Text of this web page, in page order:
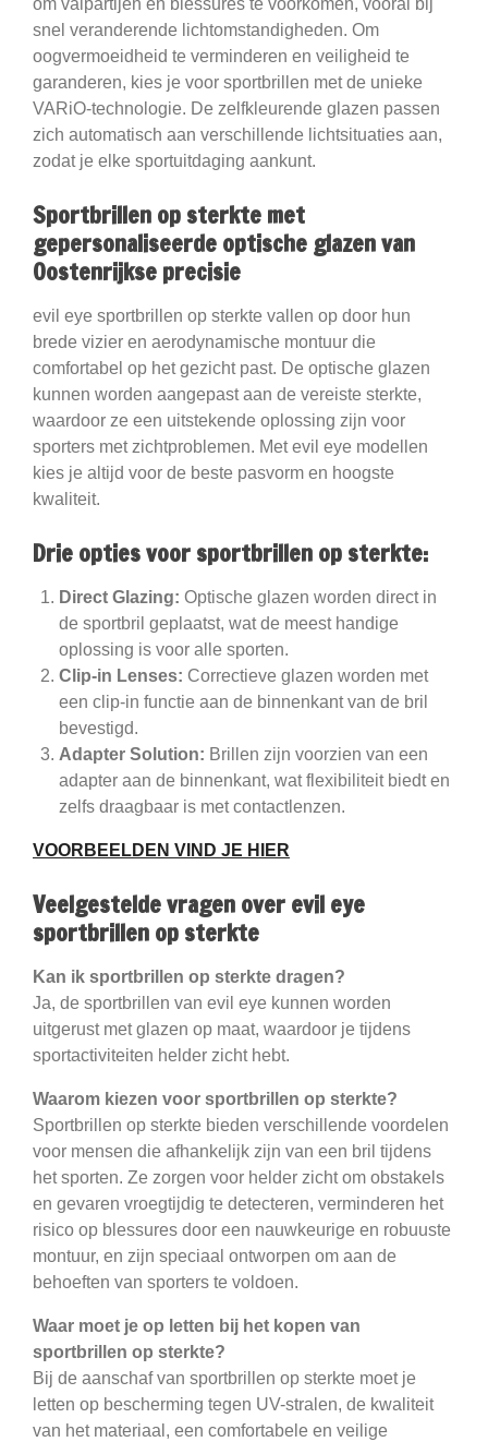
om valpartijen en blessures te voorkomen, vooral bij
snel veranderende lichtomstandigheden. Om
oogvermoeidheid te verminderen en veiligheid te
garanderen, kies je voor sportbrillen met de unieke
VARiO-technologie. De zelfkleurende glazen passen
zich automatisch aan verschillende lichtsituaties aan,
zodat je elke sportuitdaging aankunt.
Sportbrillen op sterkte met
gepersonaliseerde optische glazen van
Oostenrijkse precisie
evil eye sportbrillen op sterkte vallen op door hun
brede vizier en aerodynamische montuur die
comfortabel op het gezicht past. De optische glazen
kunnen worden aangepast aan de vereiste sterkte,
waardoor ze een uitstekende oplossing zijn voor
sporters met zichtproblemen. Met evil eye modellen
kies je altijd voor de beste pasvorm en hoogste
kwaliteit.
Drie opties voor sportbrillen op sterkte:
Direct Glazing: Optische glazen worden direct in
de sportbril geplaatst, wat de meest handige
oplossing is voor alle sporten.
Clip-in Lenses: Correctieve glazen worden met
een clip-in functie aan de binnenkant van de bril
bevestigd.
Adapter Solution: Brillen zijn voorzien van een
adapter aan de binnenkant, wat flexibiliteit biedt en
zelfs draagbaar is met contactlenzen.
VOORBEELDEN VIND JE HIER
Veelgestelde vragen over evil eye
sportbrillen op sterkte
Kan ik sportbrillen op sterkte dragen?
Ja, de sportbrillen van evil eye kunnen worden
uitgerust met glazen op maat, waardoor je tijdens
sportactiviteiten helder zicht hebt.
Waarom kiezen voor sportbrillen op sterkte?
Sportbrillen op sterkte bieden verschillende voordelen
voor mensen die afhankelijk zijn van een bril tijdens
het sporten. Ze zorgen voor helder zicht om obstakels
en gevaren vroegtijdig te detecteren, verminderen het
risico op blessures door een nauwkeurige en robuuste
montuur, en zijn speciaal ontworpen om aan de
behoeften van sporters te voldoen.
Waar moet je op letten bij het kopen van
sportbrillen op sterkte?
Bij de aanschaf van sportbrillen op sterkte moet je
letten op bescherming tegen UV-stralen, de kwaliteit
van het materiaal, een comfortabele en veilige